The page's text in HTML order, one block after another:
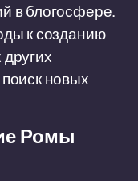
в блогосфере.
к созданию
новых
Ромы